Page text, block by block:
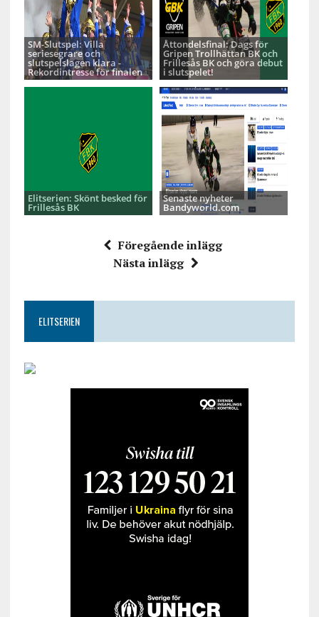
SM-Slutspel: Villa
seriesegrare och
slutspelslagen klara -
Rekordintresse för finalen
Åttondelsfinal: Dags för
Gripen Trollhättan BK och
Frillesås BK och göra debut
i slutspelet!
Elitserien: Skönt besked för
Frillesås BK
Senaste nyheter
Bandyworld.com
Föregående inlägg
Nästa inlägg
ELITSERIEN